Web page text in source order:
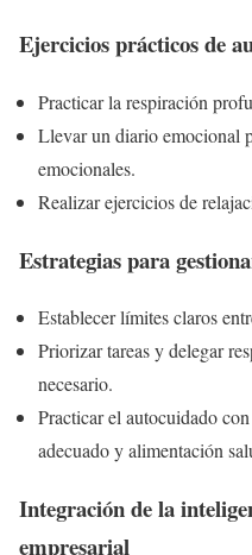
Ejercicios prácticos de
Practicar la respiración
Llevar un diario emocional
emocionales.
Realizar ejercicios de
Estrategias para
Establecer límites claros
Priorizar tareas y delegar
necesario.
Practicar el autocuidado
adecuado y alimentación
Integración de la
empresarial